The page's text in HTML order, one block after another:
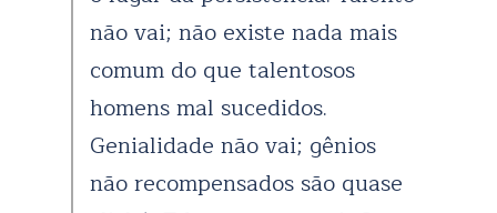
não vai; não existe nada mais
comum do que talentosos
homens mal sucedidos.
Genialidade não vai; gênios
não recompensados são quase